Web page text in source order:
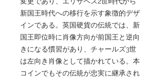
新国王時代への移行を示す象徴的デザ
インである。英国硬貨の伝統では、新
国王即位時に肖像方向が前国王と逆向
きになる慣習があり、チャールズ3世
は左向き肖像として描かれている。本
コインでもその伝統が忠実に継承され